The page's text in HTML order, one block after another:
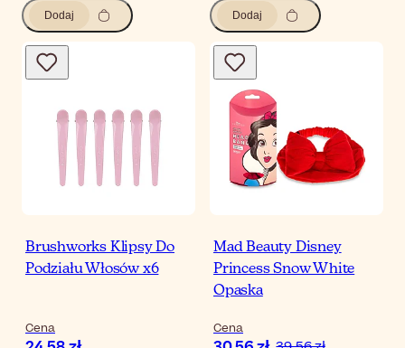
Dodaj Dodaj
Brushworks Klipsy Do
Podziału Włosów x6
Cena
Mad Beauty Disney
Princess Snow White
Opaska
Cena